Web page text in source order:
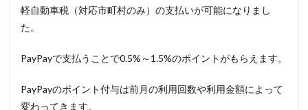
軽自動車税（対応市町村のみ）の支払いが可能になりまし
た。
PayPayで支払うことで0.5%～1.5%のポイントがもらえます。
PayPayのポイント付与は前月の利用回数や利用金額によって
変わってきます。